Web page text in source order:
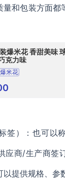
量和包装方面都
爆米花 香甜美味
克力味
爆米花
签）：也可以
应商/生产商签
以提供规格、参